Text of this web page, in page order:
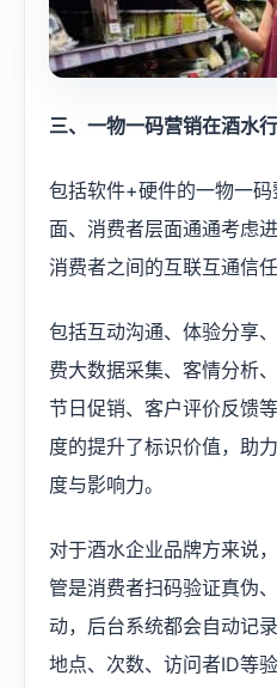
三、一物一码营销在酒水
包括软件+硬件的一物一
面、消费者层面通通考虑
消费者之间的互联互通信任
包括互动沟通、体验分享
费大数据采集、客情分析
节日促销、客户评价反馈
度的提升了标识价值，助
度与影响力。
对于酒水企业品牌方来说
管是消费者扫码验证真伪
动，后台系统都会自动记
地点、次数、访问者ID等